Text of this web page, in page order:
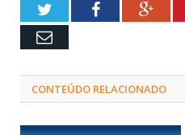
TwitterFacebook
Email
CONTEÚDO RELACIONADO